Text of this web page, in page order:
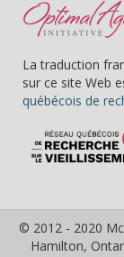
La traduction
sur ce site Web
québécois de
© 2012 - 2020
Hamilton,